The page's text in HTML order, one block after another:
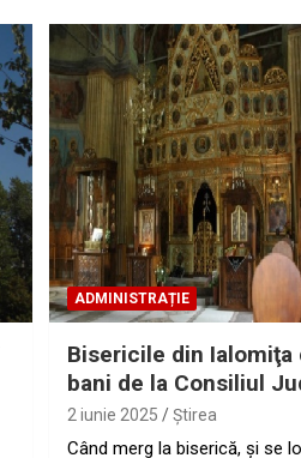
ADMINISTRAȚIE
Bisericile din
bani de la Consiliul
2 iunie 2025 Ştirea
Când merg la biserică, şi se